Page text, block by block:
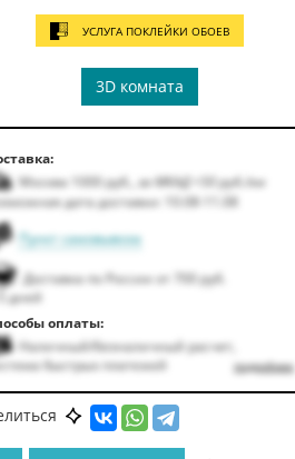
УСЛУГА ПОКЛЕЙКИ ОБОЕВ
3D комната
Москва 1000руб. за МКАД +50руб. /км
дата доставки: 10.08-11.08
Пункт самовывоза
Доставка по России от 700 руб.
5 дней
оплаты:
Наличный/безналичный расчет,
быстрых платежей
подробнее